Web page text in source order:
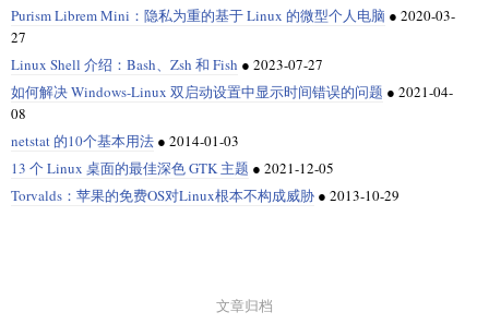
Purism Librem Mini：隐私为重的基于 Linux 的微型个人电脑 ● 2020-03-
27
Linux Shell 介绍：Bash、Zsh 和 Fish ● 2023-07-27
如何解决 Windows-Linux 双启动设置中显示时间错误的问题 ● 2021-04-
08
netstat 的10个基本用法 ● 2014-01-03
13 个 Linux 桌面的最佳深色 GTK 主题 ● 2021-12-05
Torvalds：苹果的免费OS对Linux根本不构成威胁 ● 2013-10-29
文章归档